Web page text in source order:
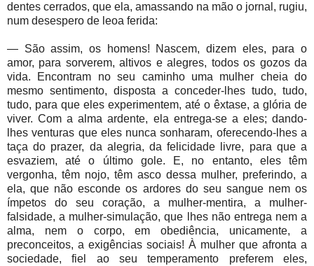
dentes cerrados, que ela, amassando na mão o jornal, rugiu,
num desespero de leoa ferida:
— São assim, os homens! Nascem, dizem eles, para o
amor, para sorverem, altivos e alegres, todos os gozos da
vida. Encontram no seu caminho uma mulher cheia do
mesmo sentimento, disposta a conceder-lhes tudo, tudo,
tudo, para que eles experimentem, até o êxtase, a glória de
viver. Com a alma ardente, ela entrega-se a eles; dando-
lhes venturas que eles nunca sonharam, oferecendo-lhes a
taça do prazer, da alegria, da felicidade livre, para que a
esvaziem, até o último gole. E, no entanto, eles têm
vergonha, têm nojo, têm asco dessa mulher, preferindo, a
ela, que não esconde os ardores do seu sangue nem os
ímpetos do seu coração, a mulher-mentira, a mulher-
falsidade, a mulher-simulação, que lhes não entrega nem a
alma, nem o corpo, em obediência, unicamente, a
preconceitos, a exigências sociais! À mulher que afronta a
sociedade, fiel ao seu temperamento preferem eles,